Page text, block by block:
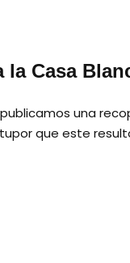
la Casa
una
que este